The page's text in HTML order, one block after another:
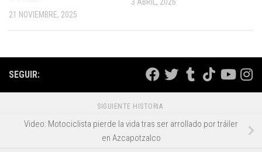
21 NOVIEMBRE, 2025
SEGUIR:
SIGUIENTE HISTORIA
Video: Motociclista pierde la vida tras ser arrollado por tráiler
en Azcapotzalco